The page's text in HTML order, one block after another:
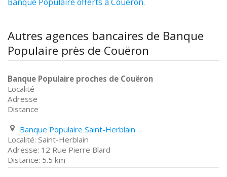
Autres agences bancaires de Banque
Populaire près de Couëron
Banque Populaire proches de Couëron
Localité
Adresse
Distance
Banque Populaire Saint-Herblain 12 Rue Pierre Blard
Saint-Herblain
12 Rue Pierre Blard
5.5 km